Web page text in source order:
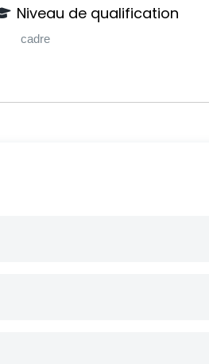
Niveau de qualification
cadre